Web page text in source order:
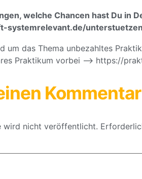
welche Chancen hast Du in
systemrelevant.de/
um das Thema unbezahltes
Praktikum vorbei –> https://
Kommentar
wird nicht veröffentlicht.